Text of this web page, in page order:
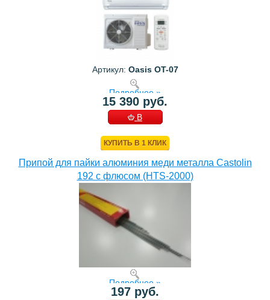
Артикул: Oasis OT-07
Подробнее »
15 390 руб.
В
КУПИТЬ В 1 КЛИК
Припой для пайки алюминия меди металла Castolin
192 с флюсом (HTS-2000)
Подробнее »
197 руб.